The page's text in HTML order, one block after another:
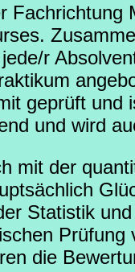
r
geprüft
und wird
mit der
Statistik
die